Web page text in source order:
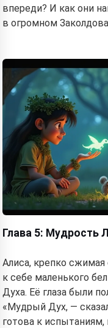
впереди? И как они
в огромном
Глава 5: Мудрость
Алиса, крепко
к себе маленького
Духа. Её глаза были
«Мудрый Дух, —
готова к испытаниям,